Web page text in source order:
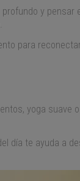
y
para
yoga
día te ayuda a